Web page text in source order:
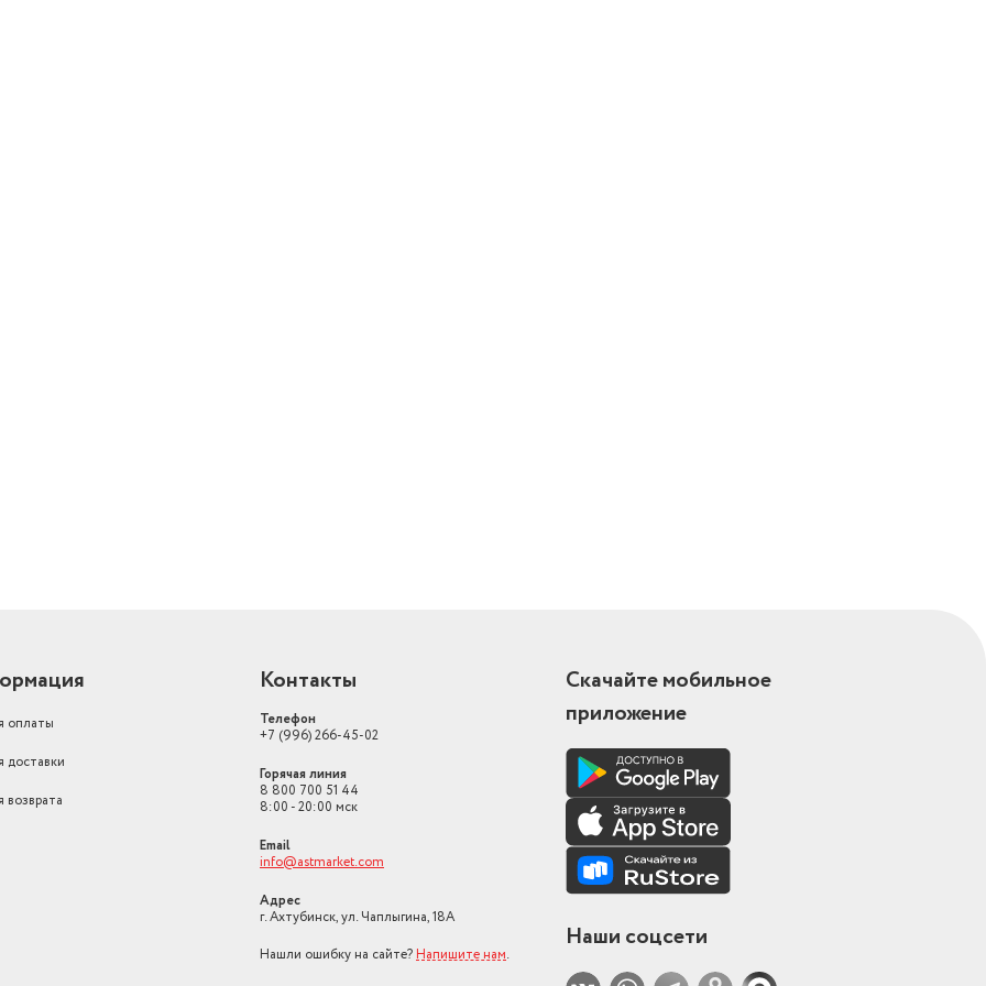
оплаты
доставки
возврата
Контакты
Телефон
+7 (996) 266-45-02
Горячая линия
8 800 700 51 44
8:00 - 20:00 мск
Email
info@astmarket.com
Адрес
г. Ахтубинск, ул. Чаплыгина, 18А
Нашли ошибку на сайте? Напишите нам.
Скачайте мобильное
приложение
Наши соцсети